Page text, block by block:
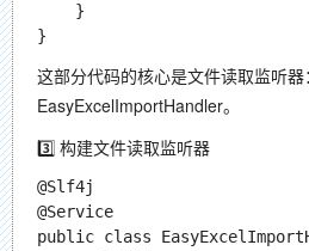
    }
这部分代码的核心是文件读取监听器：
EasyExcelImportHandler。
3️⃣ 构建文件读取监听器
@Slf4j
@Service
public class